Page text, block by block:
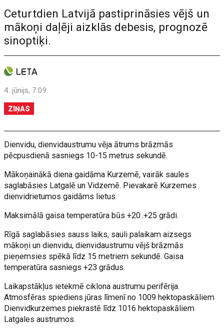
Ceturtdien Latvijā pastiprināsies vējš un
mākoņi daļēji aizklās debesis, prognozē
sinoptiķi.
4. jūnijs, 7:09
ZIŅAS
Dienvidu, dienvidaustrumu vēja ātrums brāzmās
pēcpusdienā sasniegs 10-15 metrus sekundē.
Mākoņainākā diena gaidāma Kurzemē, vairāk saules
saglabāsies Latgalē un Vidzemē. Pievakarē Kurzemes
dienvidrietumos gaidāms lietus.
Maksimālā gaisa temperatūra būs +20..+25 grādi.
Rīgā saglabāsies sauss laiks, sauli palaikam aizsegs
mākoņi un dienvidu, dienvidaustrumu vējš brāzmās
pieņemsies spēkā līdz 15 metriem sekundē. Gaisa
temperatūra sasniegs +23 grādus.
Laikapstākļus ietekmē ciklona austrumu perifērija.
Atmosfēras spiediens jūras līmenī no 1009 hektopaskāliem
Dienvidkurzemes piekrastē līdz 1016 hektopaskāliem
Latgales austrumos.